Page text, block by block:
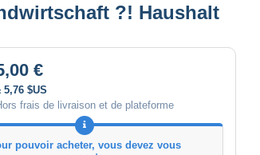
?! Haushalt
€
5,76 $US
frais de livraison et de plateforme
pouvoir acheter, vous devez vous